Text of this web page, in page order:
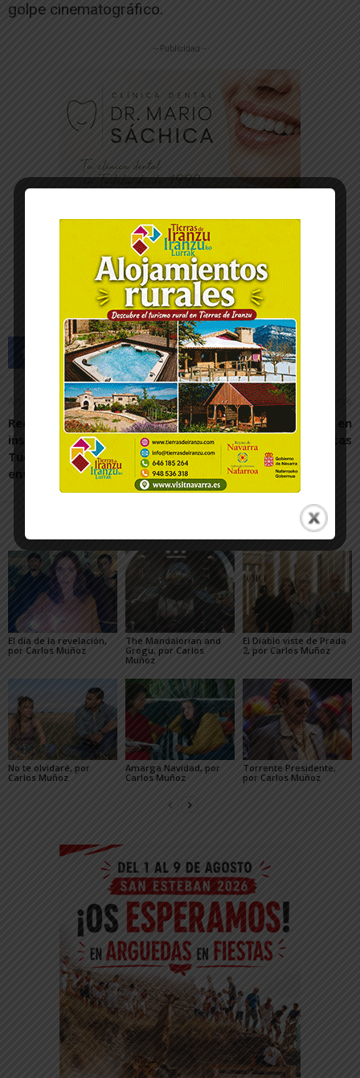
golpe cinematográfico.
-- Publicidad --
Artículo anterior
Rechazada una declaración
institucional de Contigo
Tudela sobre el conflicto
entre Hamas e Israel
Artículo siguiente
Feria del voluntariado en
Jesuitas
El día de la revelación,
por Carlos Muñoz
The Mandalorian and
Grogu, por Carlos
Muñoz
El Diablo viste de Prada
2, por Carlos Muñoz
No te olvidaré, por
Carlos Muñoz
Amarga Navidad, por
Carlos Muñoz
Torrente Presidente,
por Carlos Muñoz